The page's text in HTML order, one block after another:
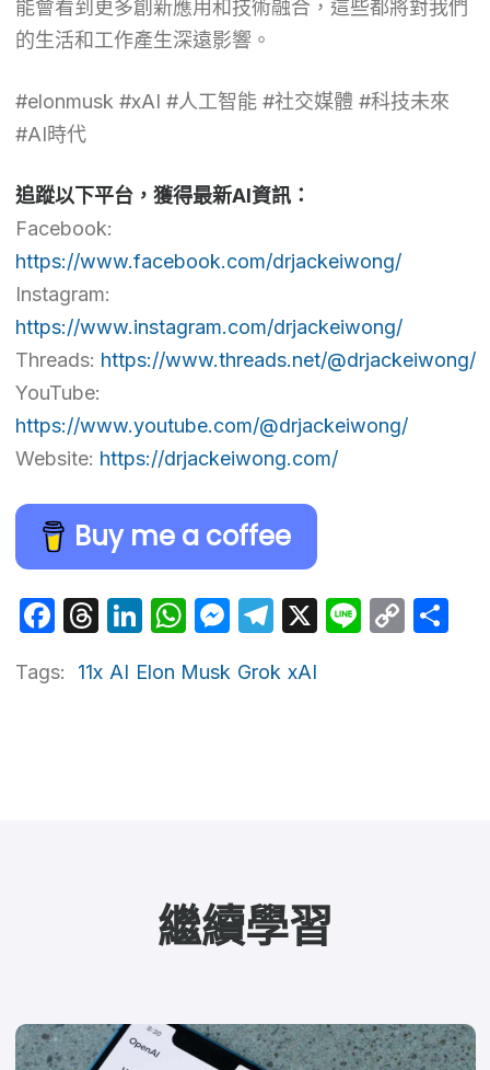
能會看到更多創新應用和技術融合，這些都將對我們
的生活和工作產生深遠影響。
#elonmusk #xAI #人工智能 #社交媒體 #科技未來
#AI時代
追蹤以下平台，獲得最新AI資訊：
Facebook:
https://www.facebook.com/drjackeiwong/
Instagram:
https://www.instagram.com/drjackeiwong/
Threads: https://www.threads.net/@drjackeiwong/
YouTube:
https://www.youtube.com/@drjackeiwong/
Website: https://drjackeiwong.com/
Buy me a coffee
Facebook
Threads
LinkedIn
WhatsApp
Messenger
Telegram
X LineCopy
Tags: 11x AI Elon Musk Grok xAI
繼續學習